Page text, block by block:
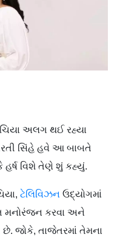
અલગ થઈ રહ્યા
સિંહે હવે આ બાબતે
હર્ષ વિશે તેણે શું કહ્યું.
ટેલિવિઝન ઉદ્યોગમાં
મનોરંજન કરવા અને
છે. જોકે, તાજેતરમાં તેમના